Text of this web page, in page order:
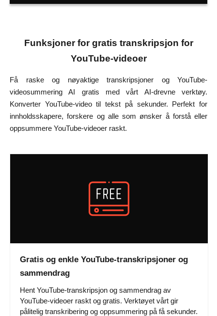
Funksjoner for gratis transkripsjon for
YouTube-videoer
Få raske og nøyaktige transkripsjoner og YouTube-
videosummering AI gratis med vårt AI-drevne verktøy.
Konverter YouTube-video til tekst på sekunder. Perfekt for
innholdsskapere, forskere og alle som ønsker å forstå eller
oppsummere YouTube-videoer raskt.
Gratis og enkle YouTube-transkripsjoner og
sammendrag
Hent YouTube-transkripsjon og sammendrag av
YouTube-videoer raskt og gratis. Verktøyet vårt gir
pålitelig transkribering og oppsummering på få sekunder.